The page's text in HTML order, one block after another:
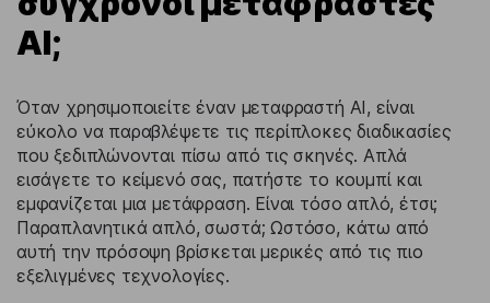
AI;
Όταν χρησιμοποιείτε έναν μεταφραστή AI, είναι
εύκολο να παραβλέψετε τις περίπλοκες διαδικασίες
που ξεδιπλώνονται πίσω από τις σκηνές. Απλά
εισάγετε το κείμενό σας, πατήστε το κουμπί και
εμφανίζεται μια μετάφραση. Είναι τόσο απλό, έτσι;
Παραπλανητικά απλό, σωστά; Ωστόσο, κάτω από
αυτή την πρόσοψη βρίσκεται μερικές από τις πιο
εξελιγμένες τεχνολογίες.